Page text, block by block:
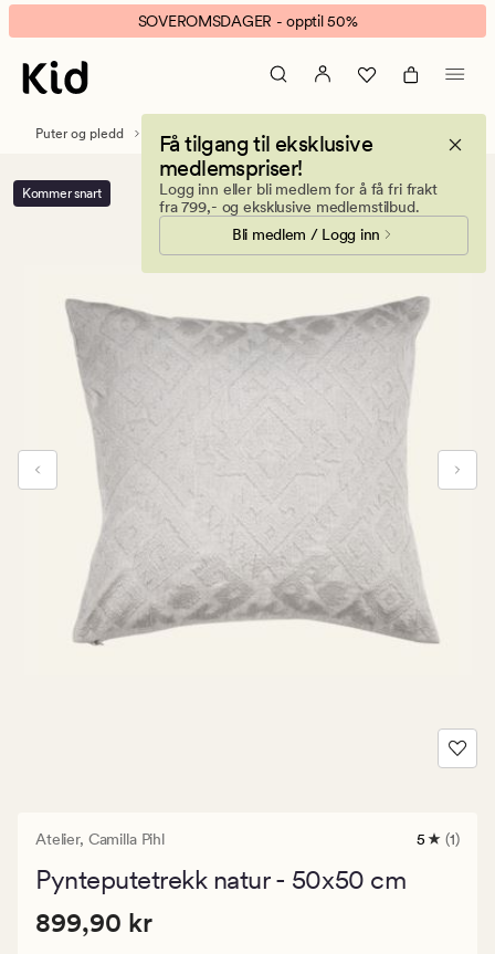
Atelier
pynteputetrekk
natur
banner.
Klikk
ESCAPE
pause.
SOVEROMSDAGER - opptil 50%
Få tilgang til eksklusive
medlemspriser!
Logg inn eller bli medlem for å få fri frakt
fra 799,- og eksklusive medlemstilbud.
Bli medlem / Logg inn
Puter og pledd Pynteputer Pynteputetrekk
Kommer snart
Atelier, Camilla Pihl
1
5 (1)
Pynteputetrekk natur - 50x50 cm
Pris
899,90
Pris 899,90 kr
899,90 kr